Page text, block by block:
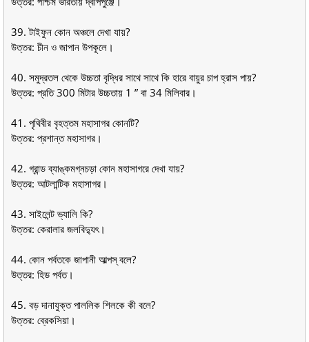
39. টাইফুন কোন অঞ্চলে দেখা যায়?
উত্তর: চীন ও জাপান উপকূলে।
40. সমুদ্রতল থেকে উচ্চতা বৃদ্ধির সাথে সাথে কি হারে বায়ুর চাপ হ্রাস পায়?
উত্তর: প্রতি 300 মিটার উচ্চতায় 1 ” বা 34 মিলিবার।
41. পৃথিবীর বৃহত্তম মহাসাগর কোনটি?
উত্তর: প্রশান্ত মহাসাগর।
42. গ্রান্ড ব্যাঙ্কমগ্নচড়া কোন মহাসাগরে দেখা যায়?
উত্তর: আটলান্টিক মহাসাগর।
43. সাইলেন্ট ভ্যালি কি?
উত্তর: কেরালার জলবিদ্যুৎ।
44. কোন পর্বতকে জাপানী আল্পস্ বলে?
উত্তর: হিড পর্বত।
45. বড় দানাযুক্ত পাললিক শিলকে কী বলে?
উত্তর: ব্রেকসিয়া।